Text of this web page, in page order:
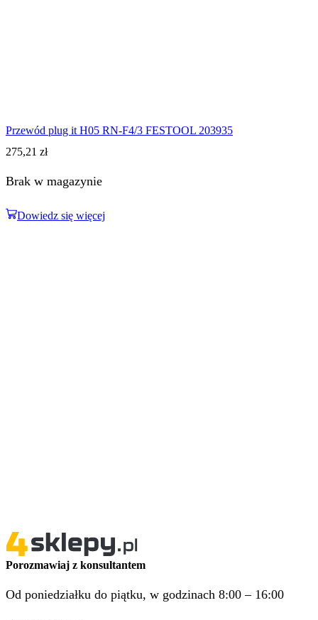
Przewód plug it H05 RN-F4/3 FESTOOL 203935
275,21 zł
Brak w magazynie
Dowiedz się więcej
Porozmawiaj z konsultantem
Od poniedziałku do piątku, w godzinach 8:00 – 16:00